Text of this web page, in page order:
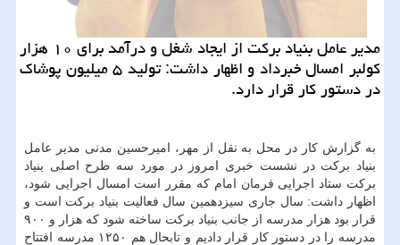
مدیر عامل بنیاد بركت از ایجاد شغل و درآمد برای ۱۰ هزار
كولبر امسال خبرداد و اظهار داشت: تولید ۵ میلیون پوشاك
در دستور كار قرار دارد.
به گزارش کار در محل به نقل از مهر، امیرحسین مدنی مدیر عامل
بنیاد برکت در نشست خبری امروز در مورد سه طرح اصلی بنیاد
برکت ستاد اجرایی فرمان امام که مقرر است امسال اجرایی شود،
اظهار داشت: سال جاری سیزدهمین سال فعالیت بنیاد برکت است و
قرار بود هزار مدرسه از جانب بنیاد برکت ساخته شود که هزار و ۹۰۰
مدرسه را در دستور کار قرار دادیم و تابحال هم ۱۲۵۰ مدرسه افتتاح